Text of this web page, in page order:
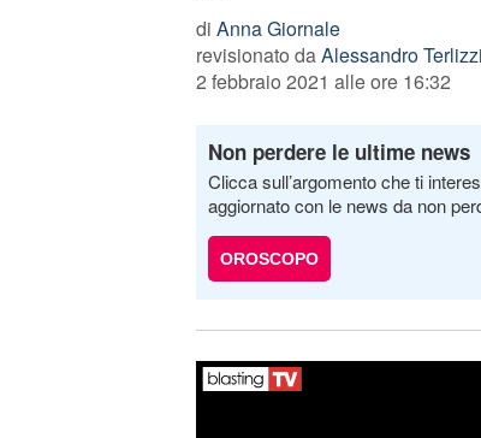
di Anna Giornale
revisionato daAlessandro Terlizzi
2 febbraio 2021 alle ore 16:32
Non perdere le ultime news
Clicca sull’argomento che ti
aggiornato con le news da non
OROSCOPO